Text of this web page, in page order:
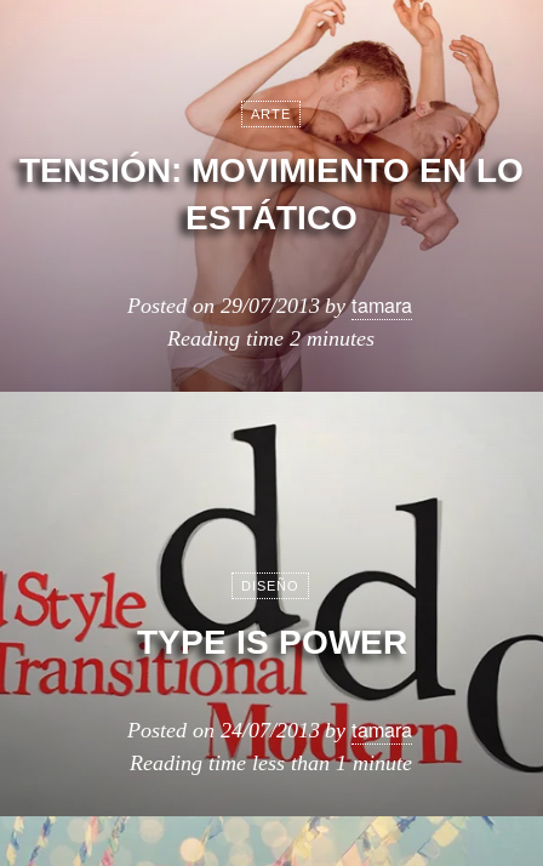
ARTE
TENSIÓN: MOVIMIENTO EN LO
ESTÁTICO
Posted on29/07/2013 bytamara
Reading time2 minutes
DISEÑO
TYPE IS POWER
Posted on24/07/2013 bytamara
Reading timeless than 1 minute